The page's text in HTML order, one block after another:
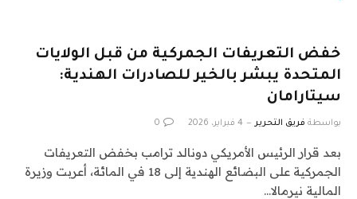
خفض التعريفات الجمركية من قبل الولايات
المتحدة يبشر بالخير للصادرات الهندية:
سيتارامان
بواسطة فريق التحرير 4 فبراير، 2026 0
بعد قرار الرئيس الأمريكي دونالد ترامب بخفض التعريفات
الجمركية على البضائع الهندية إلى 18 في المائة، أعربت وزيرة
المالية نيرمالا…